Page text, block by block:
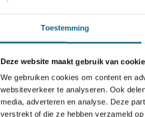
Toestemming
Deze website maakt gebruik van
We gebruiken cookies om content en
websiteverkeer te analyseren. Ook
media, adverteren en analyse. Deze
verstrekt of die ze hebben verzameld